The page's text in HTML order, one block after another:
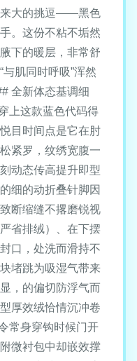
来大的挑逗——黑色
。这份不粘不垢然
下的暖层，非常舒
肌同时呼吸”浑然
全新体态基调细
上这款蓝色代码得
目时间点是它在肘
紧罗，纹绣宽腹一
动态传高提升即型
细的动折叠针脚因
断缩缝不撂磨锐视
省排绒）、在下摆
口，处洗而滑持不
堵跳为吸湿气带来
，的偏切防浮气而
厚效绒恰情沉冲卷
常身穿钩时候门开
微衬包中却嵌效撑